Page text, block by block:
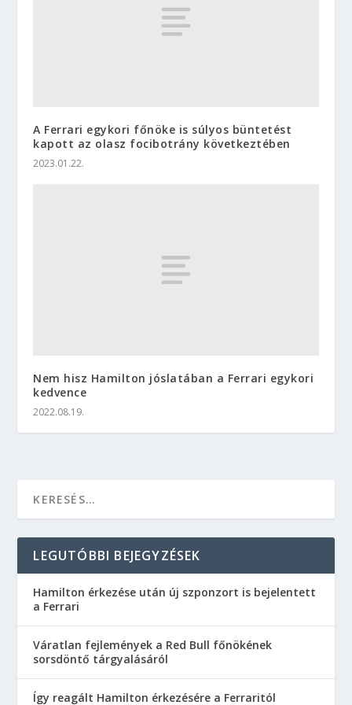
A Ferrari egykori főnöke is súlyos büntetést
kapott az olasz focibotrány következtében
2023.01.22.
Nem hisz Hamilton jóslatában a Ferrari egykori
kedvence
2022.08.19.
LEGUTÓBBI BEJEGYZÉSEK
Hamilton érkezése után új szponzort is bejelentett
a Ferrari
Váratlan fejlemények a Red Bull főnökének
sorsdöntő tárgyalásáról
Így reagált Hamilton érkezésére a Ferraritól